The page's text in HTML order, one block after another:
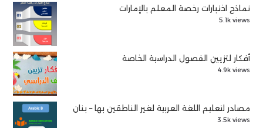
نماذج اختبارات رخصة المعلم بالإمارات
5.1k views
أفكار لتزيين الفصول الدراسية الخاصة
4.9k views
مصادر لتعليم اللغة العربية لغير الناطقين بها – بنان
3.5k views